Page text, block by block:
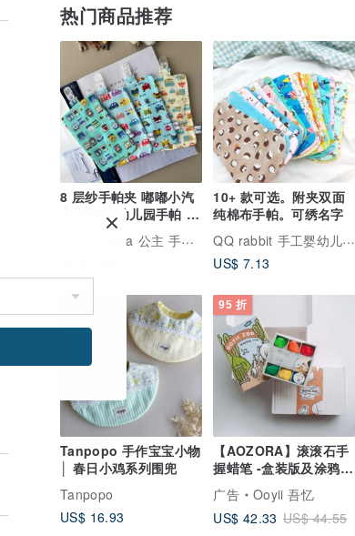
热门商品推荐
8 层纱手帕夹 嘟嘟小汽
车 幼稚园幼儿园手帕 新
生儿弥月礼Trista 公主 手创 手作定制宝宝礼物
10+ 款可选。附夹双面
纯棉布手帕。可绣名字
QQ rabbit 手工婴幼儿精品 弥月礼盒
US$ 7.13
Tanpopo 手作宝宝小物
│ 春日小鸡系列围兜
Tanpopo
US$ 16.93
95 折
【AOZORA】滚滚石手
握蜡笔 -盒装版及涂鸦着
色着色本礼盒 (附提袋)
广告
Ooyii 吾忆
US$ 42.33 US$ 44.55